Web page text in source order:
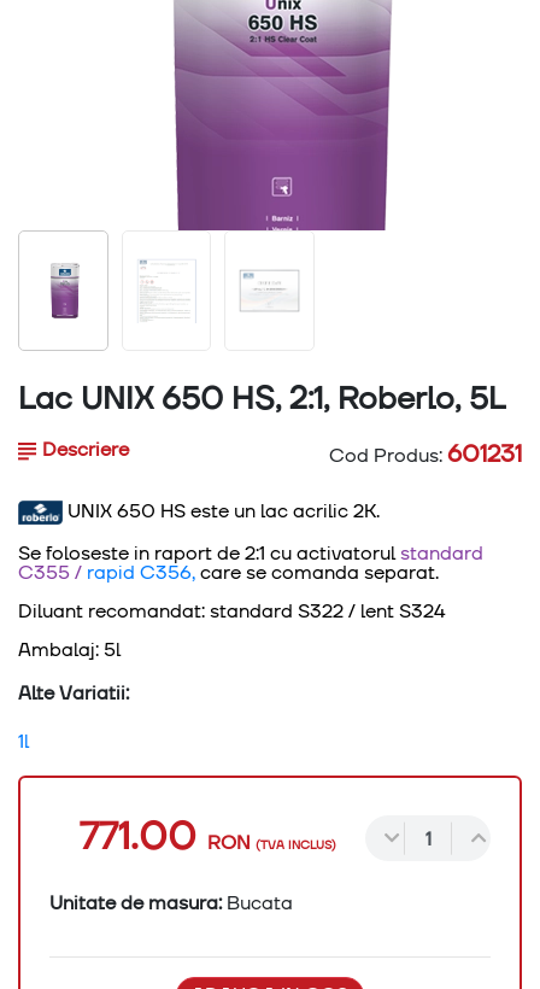
Lac UNIX 650 HS, 2:1, Roberlo, 5L
Descriere Cod Produs:601231
UNIX 650 HS este un lac acrilic 2K.
Se foloseste in raport de 2:1 cu activatorulstandard
C355/ rapid C356,care se comanda separat.
Diluant recomandat: standard S322 / lent S324
Ambalaj: 5l
Alte Variatii:
1l
771.00 RON (TVA INCLUS)
Unitate de masura:Bucata